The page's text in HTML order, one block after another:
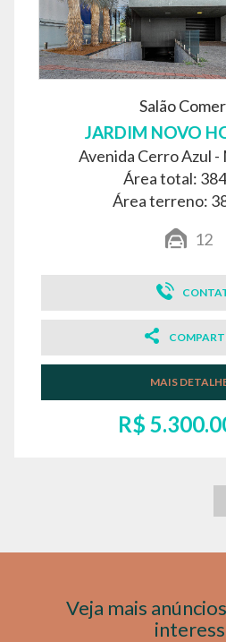
Salão
JARDIM NOVO
Avenida Cerro Azul -
Área total:
Área terreno:
12
MAIS
R$
Veja mais